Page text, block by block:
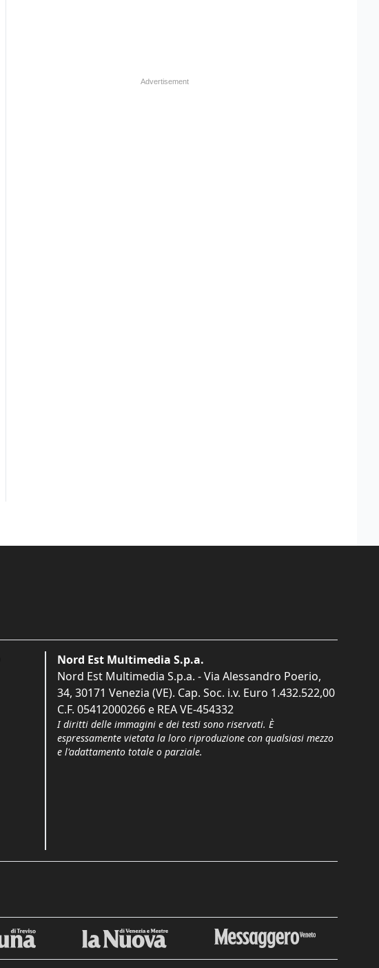
Nord Est Multimedia S.p.a.
Nord Est Multimedia S.p.a. - Via Alessandro Poerio,
34, 30171 Venezia (VE). Cap. Soc. i.v. Euro 1.432.522,00
C.F. 05412000266 e REA VE-454332
I diritti delle immagini e dei testi sono riservati. È
espressamente vietata la loro riproduzione con qualsiasi mezzo
e l'adattamento totale o parziale.